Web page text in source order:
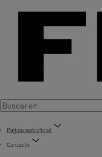
Página web oficial
Contacto